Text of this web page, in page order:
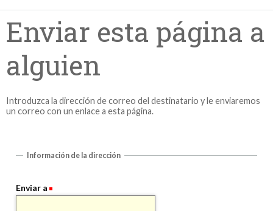
Enviar esta página a
alguien
Introduzca la dirección de correo del destinatario y le enviaremos
un correo con un enlace a esta página.
Información de la dirección
Enviar a